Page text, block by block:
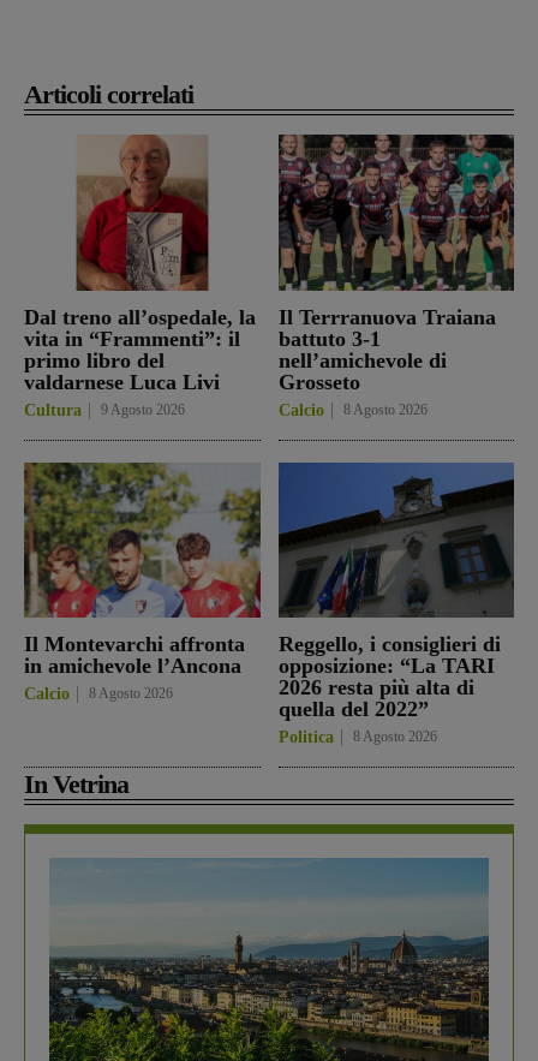
Articoli correlati
Dal treno all’ospedale, la
vita in “Frammenti”: il
primo libro del
valdarnese Luca Livi
Cultura 9 Agosto 2026
Il Terrranuova Traiana
battuto 3-1
nell’amichevole di
Grosseto
Calcio 8 Agosto 2026
Il Montevarchi affronta
in amichevole l’Ancona
Calcio 8 Agosto 2026
Reggello, i consiglieri di
opposizione: “La TARI
2026 resta più alta di
quella del 2022”
Politica 8 Agosto 2026
In Vetrina